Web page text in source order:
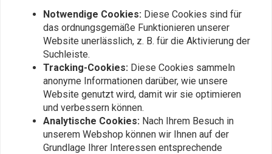
Immer auf dem Laufenden bleiben?
Abonnieren
Notwendige Cookies: Diese Cookies sind für
das ordnungsgemäße Funktionieren unserer
Website unerlässlich, z. B. für die Aktivierung der
Suchleiste.
Tracking-Cookies: Diese Cookies sammeln
anonyme Informationen darüber, wie unsere
Website genutzt wird, damit wir sie optimieren
und verbessern können.
Analytische Cookies: Nach Ihrem Besuch in
unserem Webshop können wir Ihnen auf der
Grundlage Ihrer Interessen entsprechende